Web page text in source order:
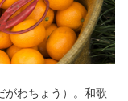
がわちょう）。和歌